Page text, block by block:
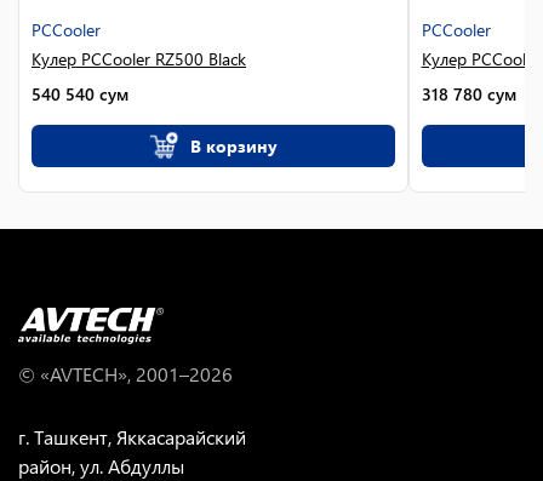
PCCooler
Кулер PCCooler RZ500 Black
540 540 сум
В корзину
PCCooler
Кулер
318 780 сум
© «AVTECH», 2001–2026
г. Ташкент, Яккасарайский
район, ул. Абдуллы